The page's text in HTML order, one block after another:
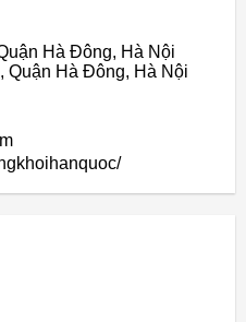
Hà Đông, Hà Nội
Quận Hà Đông, Hà Nội